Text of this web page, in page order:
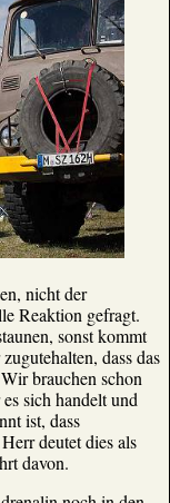
nicht der
Reaktion gefragt.
sonst kommt
dass das
brauchen schon
sich handelt und
ist, dass
deutet dies als
davon.